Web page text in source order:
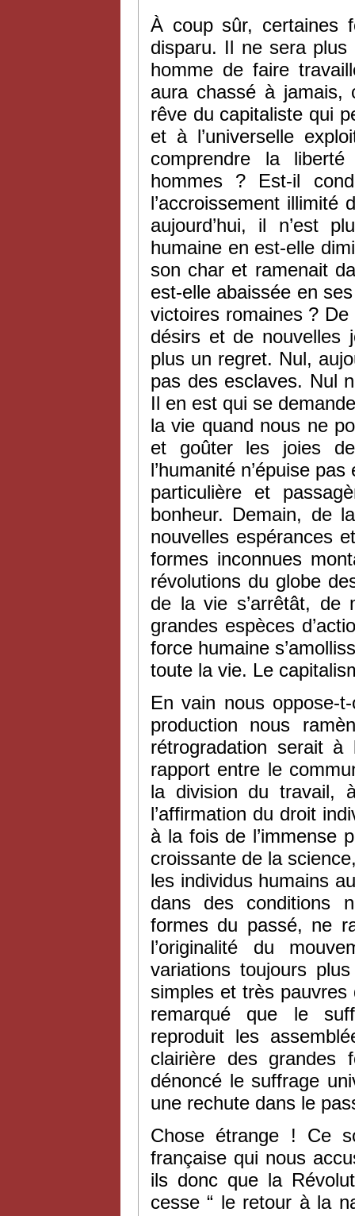
À coup sûr, certaines
disparu. Il ne sera
homme de faire
aura chassé à jamais,
rêve du capitaliste qui
et à l’universelle
comprendre la
hommes ? Est-il
l’accroissement illimité
aujourd’hui, il n’est
humaine en est-elle
son char et ramenait
est-elle abaissée en
victoires romaines ?
désirs et de nouvelles
plus un regret. Nul,
pas des esclaves. Nul
Il en est qui se
la vie quand nous ne
et goûter les joies
l’humanité n’épuise
particulière et
bonheur. Demain, de
nouvelles espérances
formes inconnues
révolutions du globe
de la vie s’arrêtât, de
grandes espèces
force humaine
toute la vie. Le
En vain nous oppose-
production nous
rétrogradation serait
rapport entre le
la division du travail,
l’affirmation du droit
à la fois de l’immense
croissante de la
les individus humains
dans des conditions
formes du passé, ne
l’originalité du
variations toujours
simples et très pauvres
remarqué que le
reproduit les
clairière des grandes
dénoncé le suffrage
une rechute dans le
Chose étrange ! Ce
française qui nous
ils donc que la
cesse “ le retour à la